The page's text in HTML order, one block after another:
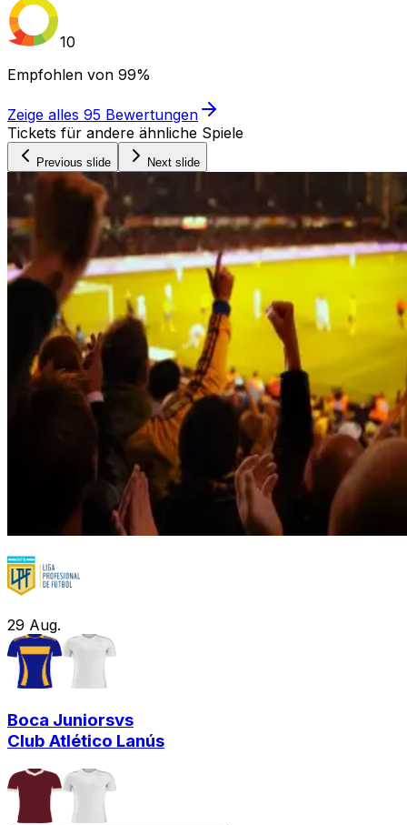
10
Empfohlen von 99%
Zeige alles 95 Bewertungen
Tickets für andere ähnliche Spiele
Previous slide Next slide
29 Aug.
Boca Juniorsvs
Club Atlético Lanús